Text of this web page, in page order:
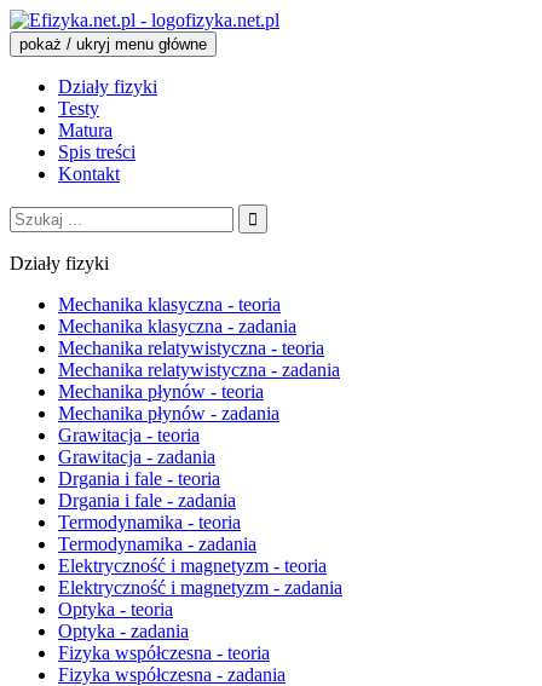
fizyka.net.pl
pokaż / ukryj menu główne
Działy fizyki
Testy
Matura
Spis treści
Kontakt
Szukaj:
Działy fizyki
Mechanika klasyczna - teoria
Mechanika klasyczna - zadania
Mechanika relatywistyczna - teoria
Mechanika relatywistyczna - zadania
Mechanika płynów - teoria
Mechanika płynów - zadania
Grawitacja - teoria
Grawitacja - zadania
Drgania i fale - teoria
Drgania i fale - zadania
Termodynamika - teoria
Termodynamika - zadania
Elektryczność i magnetyzm - teoria
Elektryczność i magnetyzm - zadania
Optyka - teoria
Optyka - zadania
Fizyka współczesna - teoria
Fizyka współczesna - zadania